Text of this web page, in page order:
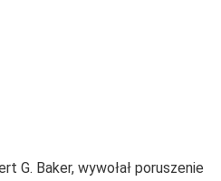
G. Baker, wywołał poruszenie